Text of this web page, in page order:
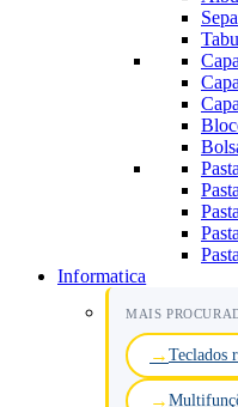
Informatica
MAIS
Teclados